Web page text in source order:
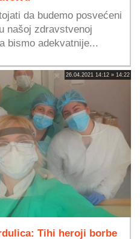
da budemo posvećeni
našoj zdravstvenoj
bismo adekvatnije...
26.04.2021 14:12 » 14:22
Tihi heroji borbe